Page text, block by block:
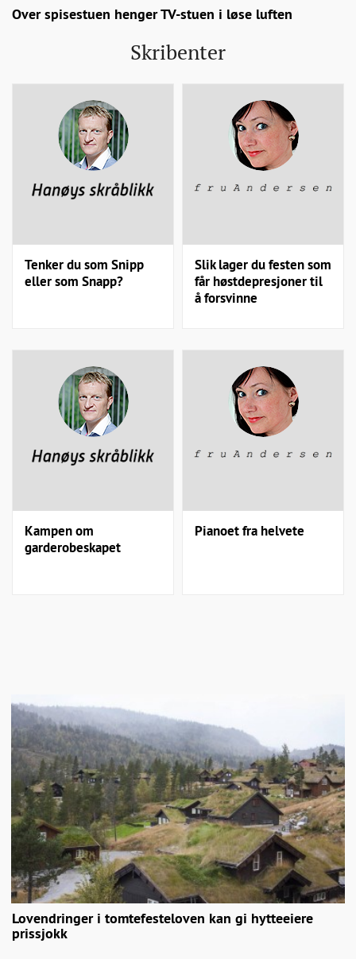
Over spisestuen henger TV-stuen i løse luften
Skribenter
Tenker du som Snipp
eller som Snapp?
Slik lager du festen som
får høstdepresjoner til
å forsvinne
Kampen om
garderobeskapet
Pianoet fra helvete
Lovendringer i tomtefesteloven kan gi hytteeiere
prissjokk